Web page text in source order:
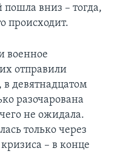
вниз – тогда,
происходит.
военное
отправили
в девятнадцатом
разочарована
не ожидала.
только через
– в конце